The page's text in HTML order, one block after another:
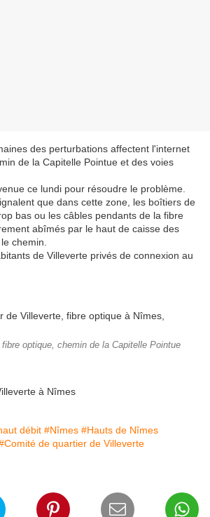
des perturbations affectent l'internet
de la Capitelle Pointue et des voies
ce lundi pour résoudre le problème.
que dans cette zone, les boîtiers de
bas ou les câbles pendants de la fibre
abîmés par le haut de caisse des
chemin.
de Villeverte privés de connexion au
optique, chemin de la Capitelle Pointue
à Nîmes
débit #Nîmes #Hauts de Nîmes
de quartier de Villeverte